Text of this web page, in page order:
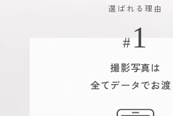
選ばれる理由
撮影写真は
全てデータでお渡